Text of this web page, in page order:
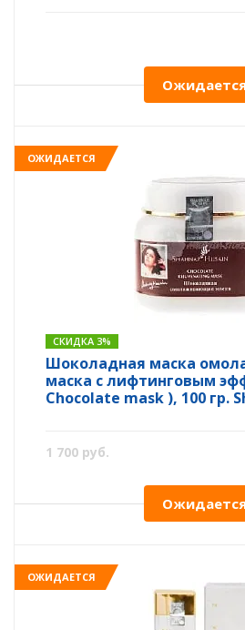
ОЖИДАЕТСЯ
СКИДКА 3%
Шоколадная маска
маска с лифтинговым
Chocolate mask ), 100 гр.
1 700 руб.
ОЖИДАЕТСЯ